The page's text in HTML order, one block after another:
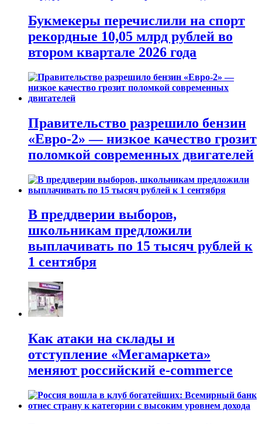
Букмекеры перечислили на спорт
рекордные 10,05 млрд рублей во
втором квартале 2026 года
Правительство разрешило бензин
«Евро-2» — низкое качество грозит
поломкой современных двигателей
В преддверии выборов,
школьникам предложили
выплачивать по 15 тысяч рублей к
1 сентября
Как атаки на склады и
отступление «Мегамаркета»
меняют российский e-commerce